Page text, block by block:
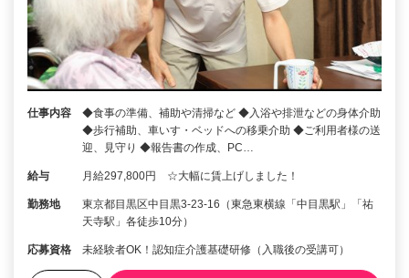
仕事内容
◆食事の準備、補助や清掃など ◆入浴や排泄などの身体介助
◆歩行補助、車いす・ベッドへの移乗介助 ◆ご利用者様の送
迎、見守り ◆報告書の作成、PC…
給与 月給297,800円 ☆大幅に賃上げしました！
勤務地
東京都目黒区中目黒3-23-16（東急東横線「中目黒駅」「祐
天寺駅」各徒歩10分）
応募資格 未経験者OK！認知症介護基礎研修（入職後の受講可）